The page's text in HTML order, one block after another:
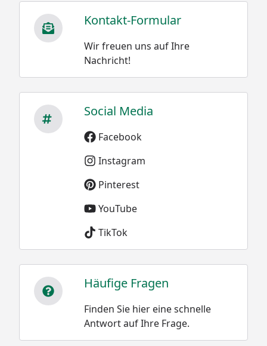
Kontakt-Formular
Wir freuen uns auf Ihre
Nachricht!
Social Media
Facebook
Instagram
Pinterest
YouTube
TikTok
Häufige Fragen
Finden Sie hier eine schnelle
Antwort auf Ihre Frage.